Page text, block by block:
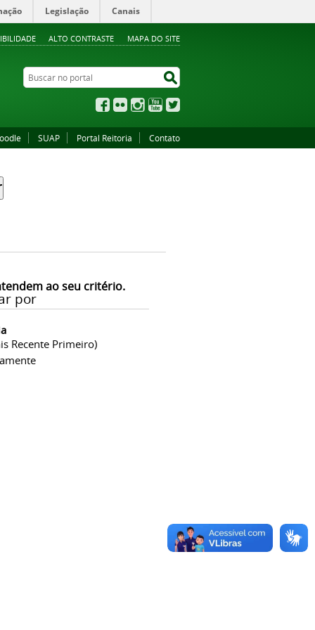
ALTO CONTRASTE MAPA DO SITE
Legislação Canais
Buscar no portal
Facebook
Flickr InstagramYouTube
SUAP Portal Reitoria Contato
ao seu critério.
por
Recente Primeiro)